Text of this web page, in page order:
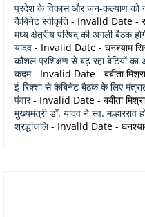
प्रदेश के विकास और जन-कल्याण को
कैबिनेट स्वीकृति - Invalid Date -
मध्य क्षेत्रीय परिषद् की अगली बैठक
यादव - Invalid Date - घनश्याम
कौशल प्रशिक्षण से बढ़ रहा बेटियों
कदम- Invalid Date - बबीता मिश्रा
ई-रिक्शा से कैबिनेट बैठक के लिए
पंवार- Invalid Date - बबीता
मुख्यमंत्री डॉ. यादव ने स्व. मल्हारराव
श्रद्धांजलि- Invalid Date -